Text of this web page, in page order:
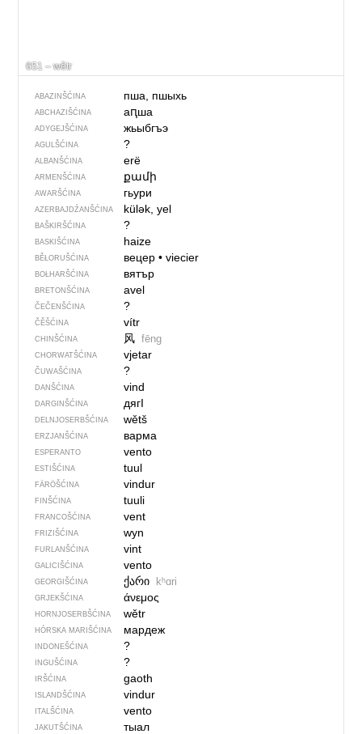
651 – wětr
ABAZINŠĆINA пша, пшыхь
ABCHAZIŠĆINA аԥша
ADYGEJŠĆINA жьыбгъэ
AGULŠĆINA ?
ALBANŠĆINA erë
ARMENŠĆINA քամի
AWARŠĆINA гьури
AZERBAJDŹANŠĆINA külək, yel
BAŠKIRŠĆINA ?
BASKIŠĆINA haize
BĚŁORUŠĆINA вецер• viecier
BOŁHARŠĆINA вятър
BRETONŠĆINA avel
ČEČENŠĆINA ?
ČĚŠĆINA vítr
CHINŠĆINA 风 fēng
CHORWATŠĆINA vjetar
ČUWAŠĆINA ?
DANŠĆINA vind
DARGINŠĆINA дягI
DELNJOSERBŠĆINA wětš
ERZJANŠĆINA варма
ESPERANTO vento
ESTIŠĆINA tuul
FÄRÖŠĆINA vindur
FINŠĆINA tuuli
FRANCOŠĆINA vent
FRIZIŠĆINA wyn
FURLANŠĆINA vint
GALICIŠĆINA vento
GEORGIŠĆINA ქარი kʰɑri
GRJEKŠĆINA άνεμος
HORNJOSERBŠĆINA wětr
HÓRSKA MARIŠĆINA мардеж
INDONEŠĆINA ?
INGUŠĆINA ?
IRŠĆINA gaoth
ISLANDŠĆINA vindur
ITALŠĆINA vento
JAKUTŠĆINA тыал